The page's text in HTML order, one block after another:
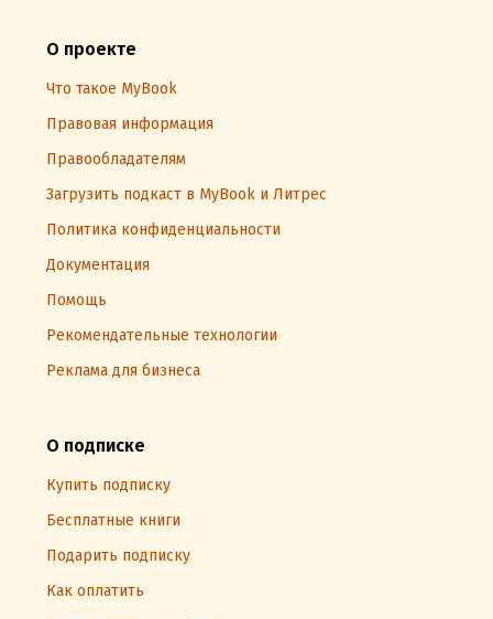
О проекте
Что такое MyBook
Правовая информация
Правообладателям
Загрузить подкаст в MyBook и Литрес
Политика конфиденциальности
Документация
Помощь
Рекомендательные технологии
Реклама для бизнеса
О подписке
Купить подписку
Бесплатные книги
Подарить подписку
Как оплатить